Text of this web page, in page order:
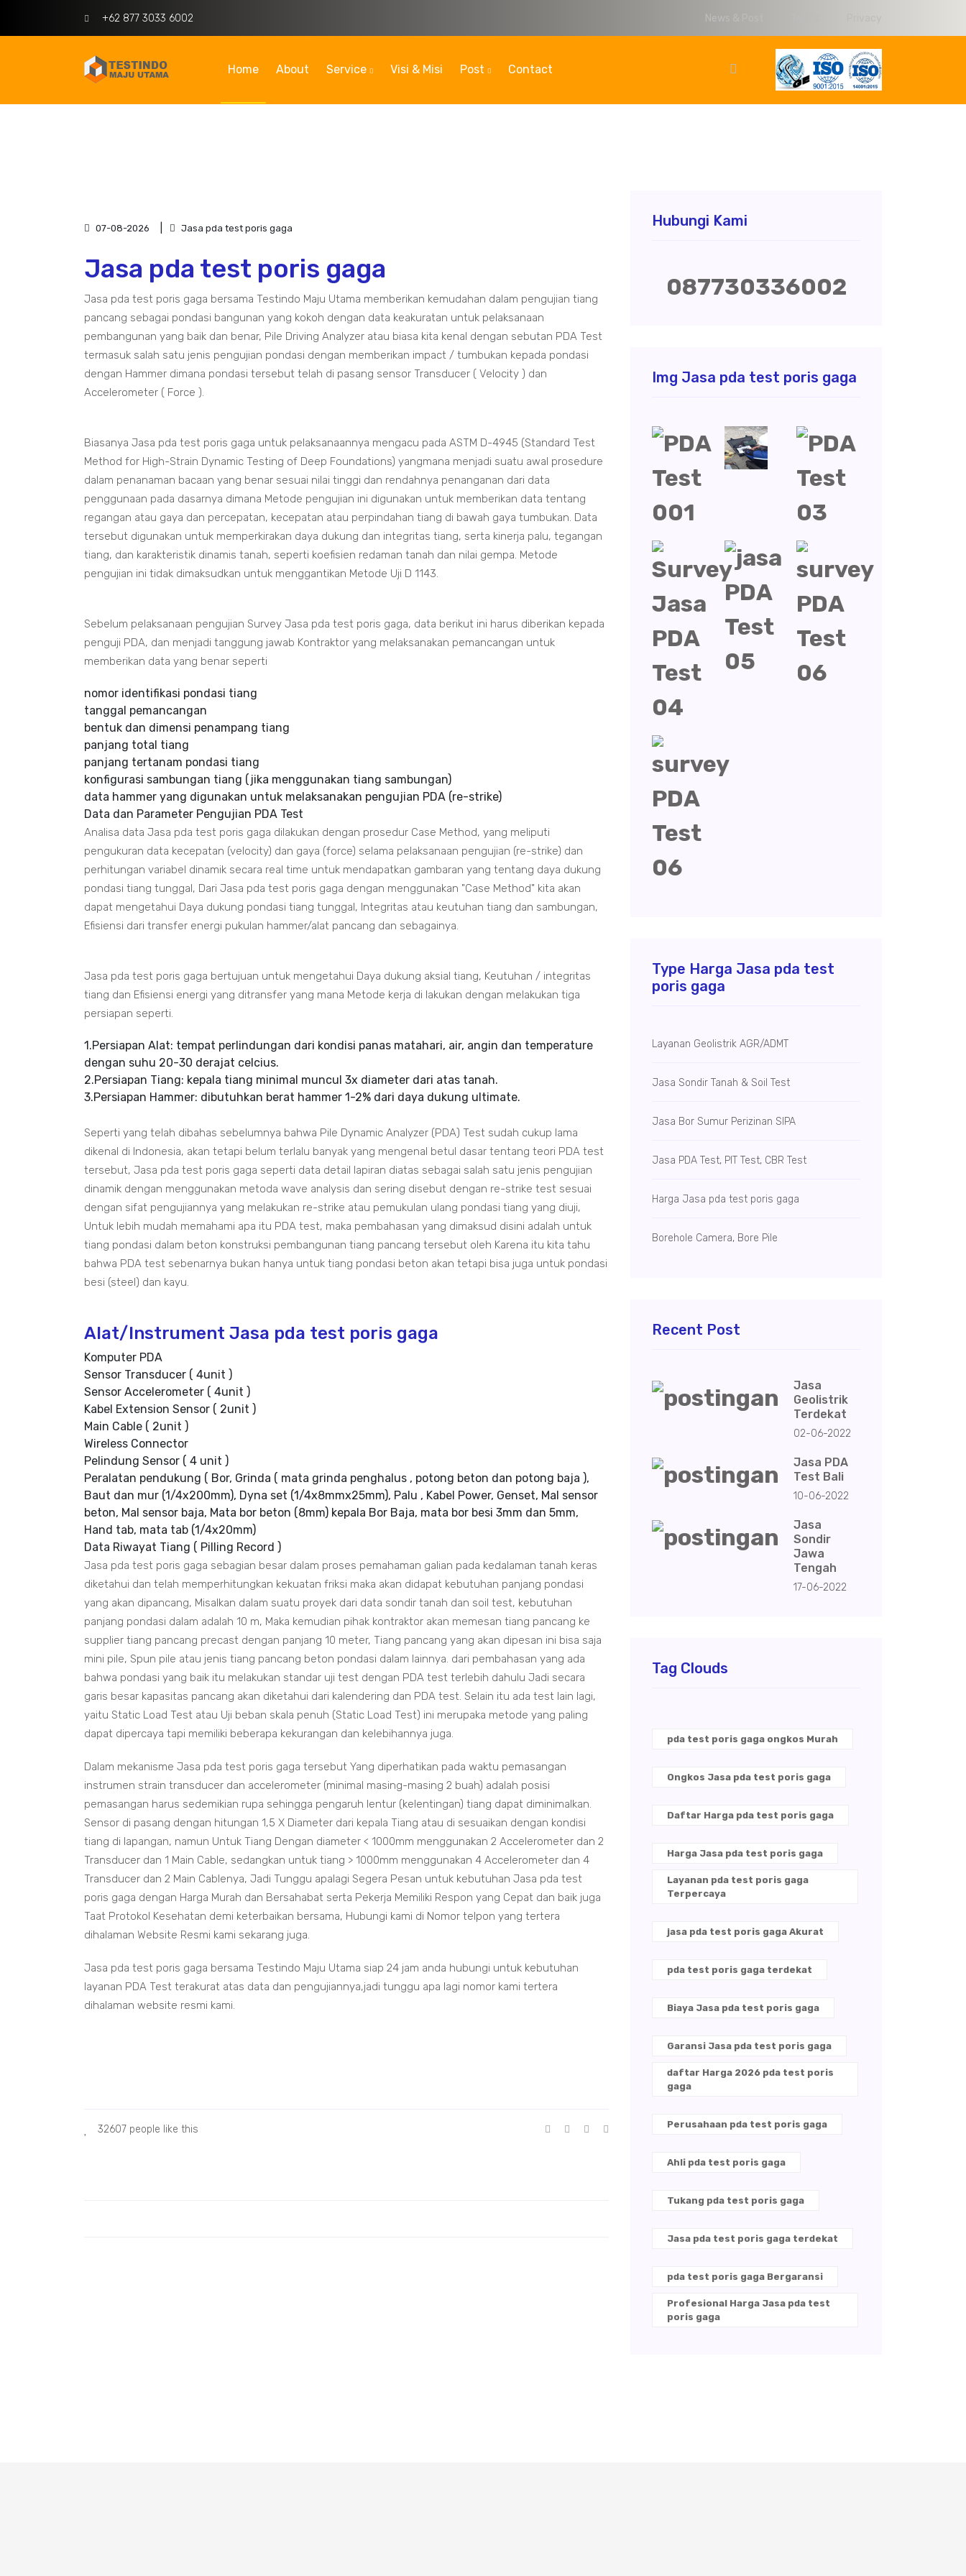
+62 877 3033 6002 News & Post
Home About Service Visi & Misi Post Contact
07-08-2026 Jasa pda test poris gaga
Jasa pda test poris gaga
Jasa pda test poris gaga bersama Testindo Maju Utama memberikan kemudahan dalam pengujian tiang
pancang sebagai pondasi bangunan yang kokoh dengan data keakuratan untuk pelaksanaan
pembangunan yang baik dan benar, Pile Driving Analyzer atau biasa kita kenal dengan sebutan PDA Test
termasuk salah satu jenis pengujian pondasi dengan memberikan impact / tumbukan kepada pondasi
dengan Hammer dimana pondasi tersebut telah di pasang sensor Transducer ( Velocity ) dan
Accelerometer ( Force ).
Biasanya Jasa pda test poris gaga untuk pelaksanaannya mengacu pada ASTM D-4945 (Standard Test
Method for High-Strain Dynamic Testing of Deep Foundations) yangmana menjadi suatu awal prosedure
dalam penanaman bacaan yang benar sesuai nilai tinggi dan rendahnya penanganan dari data
penggunaan pada dasarnya dimana Metode pengujian ini digunakan untuk memberikan data tentang
regangan atau gaya dan percepatan, kecepatan atau perpindahan tiang di bawah gaya tumbukan. Data
tersebut digunakan untuk memperkirakan daya dukung dan integritas tiang, serta kinerja palu, tegangan
tiang, dan karakteristik dinamis tanah, seperti koefisien redaman tanah dan nilai gempa. Metode
pengujian ini tidak dimaksudkan untuk menggantikan Metode Uji D 1143.
Sebelum pelaksanaan pengujian Survey Jasa pda test poris gaga, data berikut ini harus diberikan kepada
penguji PDA, dan menjadi tanggung jawab Kontraktor yang melaksanakan pemancangan untuk
memberikan data yang benar seperti
nomor identifikasi pondasi tiang
tanggal pemancangan
bentuk dan dimensi penampang tiang
panjang total tiang
panjang tertanam pondasi tiang
konfigurasi sambungan tiang (jika menggunakan tiang sambungan)
data hammer yang digunakan untuk melaksanakan pengujian PDA (re-strike)
Data dan Parameter Pengujian PDA Test
Analisa data Jasa pda test poris gaga dilakukan dengan prosedur Case Method, yang meliputi
pengukuran data kecepatan (velocity) dan gaya (force) selama pelaksanaan pengujian (re-strike) dan
perhitungan variabel dinamik secara real time untuk mendapatkan gambaran yang tentang daya dukung
pondasi tiang tunggal, Dari Jasa pda test poris gaga dengan menggunakan "Case Method" kita akan
dapat mengetahui Daya dukung pondasi tiang tunggal, Integritas atau keutuhan tiang dan sambungan,
Efisiensi dari transfer energi pukulan hammer/alat pancang dan sebagainya.
Jasa pda test poris gaga bertujuan untuk mengetahui Daya dukung aksial tiang, Keutuhan / integritas
tiang dan Efisiensi energi yang ditransfer yang mana Metode kerja di lakukan dengan melakukan tiga
persiapan seperti.
1.Persiapan Alat: tempat perlindungan dari kondisi panas matahari, air, angin dan temperature
dengan suhu 20-30 derajat celcius.
2.Persiapan Tiang: kepala tiang minimal muncul 3x diameter dari atas tanah.
3.Persiapan Hammer: dibutuhkan berat hammer 1-2% dari daya dukung ultimate.
Seperti yang telah dibahas sebelumnya bahwa Pile Dynamic Analyzer (PDA) Test sudah cukup lama
dikenal di Indonesia, akan tetapi belum terlalu banyak yang mengenal betul dasar tentang teori PDA test
tersebut, Jasa pda test poris gaga seperti data detail lapiran diatas sebagai salah satu jenis pengujian
dinamik dengan menggunakan metoda wave analysis dan sering disebut dengan re-strike test sesuai
dengan sifat pengujiannya yang melakukan re-strike atau pemukulan ulang pondasi tiang yang diuji,
Untuk lebih mudah memahami apa itu PDA test, maka pembahasan yang dimaksud disini adalah untuk
tiang pondasi dalam beton konstruksi pembangunan tiang pancang tersebut oleh Karena itu kita tahu
bahwa PDA test sebenarnya bukan hanya untuk tiang pondasi beton akan tetapi bisa juga untuk pondasi
besi (steel) dan kayu.
Alat/Instrument Jasa pda test poris gaga
Komputer PDA
Sensor Transducer ( 4unit )
Sensor Accelerometer ( 4unit )
Kabel Extension Sensor ( 2unit )
Main Cable ( 2unit )
Wireless Connector
Pelindung Sensor ( 4 unit )
Peralatan pendukung ( Bor, Grinda ( mata grinda penghalus , potong beton dan potong baja ),
Baut dan mur (1/4x200mm), Dyna set (1/4x8mmx25mm), Palu , Kabel Power, Genset, Mal sensor
beton, Mal sensor baja, Mata bor beton (8mm) kepala Bor Baja, mata bor besi 3mm dan 5mm,
Hand tab, mata tab (1/4x20mm)
Data Riwayat Tiang ( Pilling Record )
Jasa pda test poris gaga sebagian besar dalam proses pemahaman galian pada kedalaman tanah keras
diketahui dan telah memperhitungkan kekuatan friksi maka akan didapat kebutuhan panjang pondasi
yang akan dipancang, Misalkan dalam suatu proyek dari data sondir tanah dan soil test, kebutuhan
panjang pondasi dalam adalah 10 m, Maka kemudian pihak kontraktor akan memesan tiang pancang ke
supplier tiang pancang precast dengan panjang 10 meter, Tiang pancang yang akan dipesan ini bisa saja
mini pile, Spun pile atau jenis tiang pancang beton pondasi dalam lainnya. dari pembahasan yang ada
bahwa pondasi yang baik itu melakukan standar uji test dengan PDA test terlebih dahulu Jadi secara
garis besar kapasitas pancang akan diketahui dari kalendering dan PDA test. Selain itu ada test lain lagi,
yaitu Static Load Test atau Uji beban skala penuh (Static Load Test) ini merupaka metode yang paling
dapat dipercaya tapi memiliki beberapa kekurangan dan kelebihannya juga.
Dalam mekanisme Jasa pda test poris gaga tersebut Yang diperhatikan pada waktu pemasangan
instrumen strain transducer dan accelerometer (minimal masing-masing 2 buah) adalah posisi
pemasangan harus sedemikian rupa sehingga pengaruh lentur (kelentingan) tiang dapat diminimalkan.
Sensor di pasang dengan hitungan 1,5 X Diameter dari kepala Tiang atau di sesuaikan dengan kondisi
tiang di lapangan, namun Untuk Tiang Dengan diameter < 1000mm menggunakan 2 Accelerometer dan 2
Transducer dan 1 Main Cable, sedangkan untuk tiang > 1000mm menggunakan 4 Accelerometer dan 4
Transducer dan 2 Main Cablenya, Jadi Tunggu apalagi Segera Pesan untuk kebutuhan Jasa pda test
poris gaga dengan Harga Murah dan Bersahabat serta Pekerja Memiliki Respon yang Cepat dan baik juga
Taat Protokol Kesehatan demi keterbaikan bersama, Hubungi kami di Nomor telpon yang tertera
dihalaman Website Resmi kami sekarang juga.
Jasa pda test poris gaga bersama Testindo Maju Utama siap 24 jam anda hubungi untuk kebutuhan
layanan PDA Test terakurat atas data dan pengujiannya,jadi tunggu apa lagi nomor kami tertera
dihalaman website resmi kami.
32607 people like this
Hubungi Kami
087730336002
Img Jasa pda test poris gaga
Type Harga Jasa pda test
poris gaga
Layanan Geolistrik AGR/ADMT
Jasa Sondir Tanah & Soil Test
Jasa Bor Sumur Perizinan SIPA
Jasa PDA Test, PIT Test, CBR Test
Harga Jasa pda test poris gaga
Borehole Camera, Bore Pile
Recent Post
Jasa
Geolistrik
Terdekat
02-06-2022
Jasa PDA
Test Bali
10-06-2022
Jasa
Sondir
Jawa
Tengah
17-06-2022
Tag Clouds
pda test poris gaga ongkos Murah
Ongkos Jasa pda test poris gaga
Daftar Harga pda test poris gaga
Harga Jasa pda test poris gaga
Layanan pda test poris gaga
Terpercaya
jasa pda test poris gaga Akurat
pda test poris gaga terdekat
Biaya Jasa pda test poris gaga
Garansi Jasa pda test poris gaga
daftar Harga 2026 pda test poris
gaga
Perusahaan pda test poris gaga
Ahli pda test poris gaga
Tukang pda test poris gaga
Jasa pda test poris gaga terdekat
pda test poris gaga Bergaransi
Profesional Harga Jasa pda test
poris gaga